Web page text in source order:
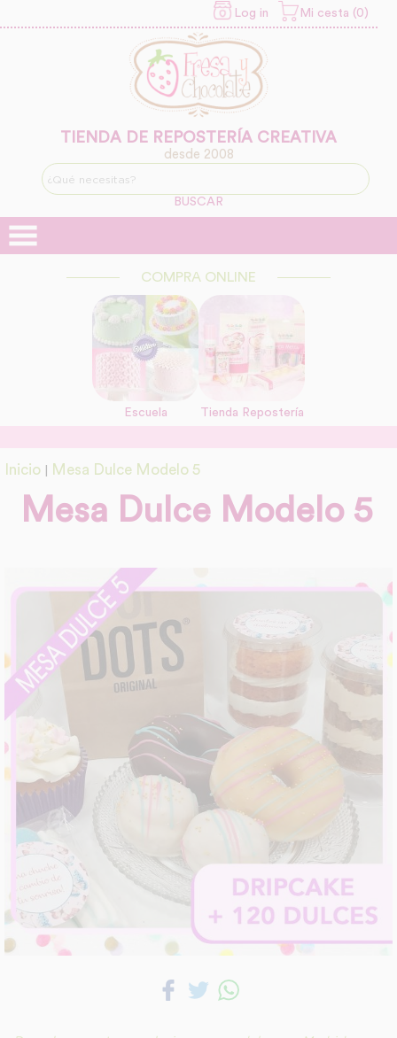
Log in Mi cesta (0)
TIENDA DE REPOSTERÍA CREATIVA
desde 2008
BUSCAR
COMPRA ONLINE
Escuela Tienda Repostería
Inicio Mesa Dulce Modelo 5
Mesa Dulce Modelo 5
INFORMACION SOBRE LA PROTECCIÓN DE TUS DATOS
Información adicional